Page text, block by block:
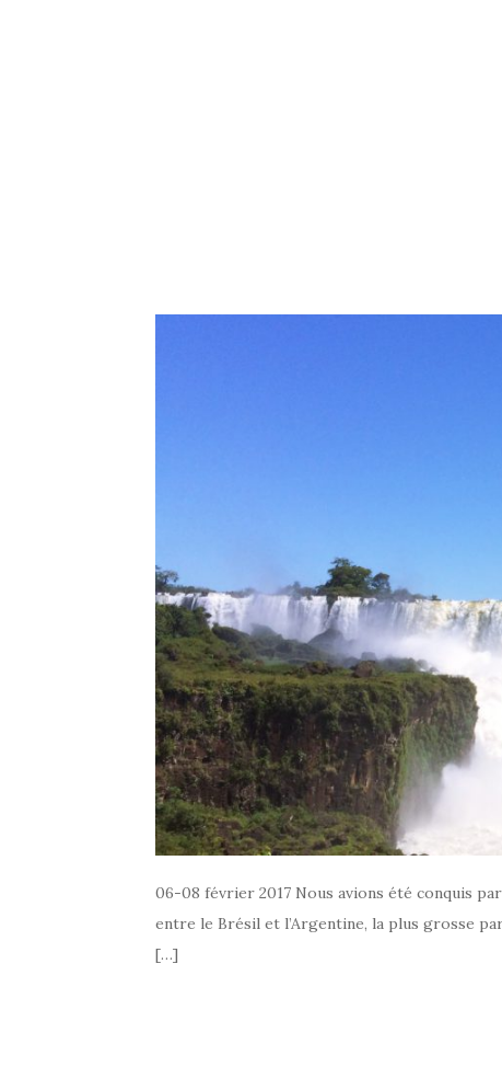
06-08 février 2017 Nous avions été conquis
entre le Brésil et l’Argentine, la plus grosse
[…]